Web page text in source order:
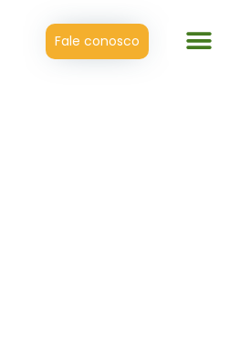
Fale conosco